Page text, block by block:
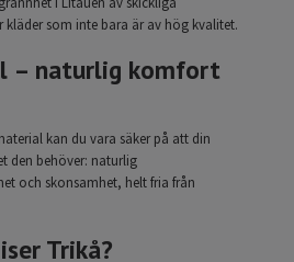
kläder som inte bara är av hög kvalitet.
– naturlig komfort
kan du vara säker på att din
den behöver: naturlig
och skonsamhet, helt fria från
Trikå?